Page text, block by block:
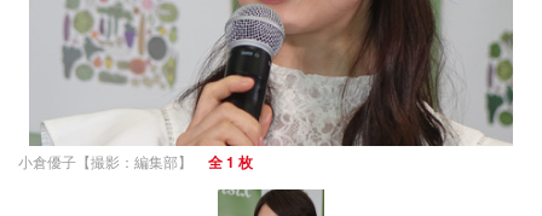
小倉優子【撮影：編集部】 全 1 枚